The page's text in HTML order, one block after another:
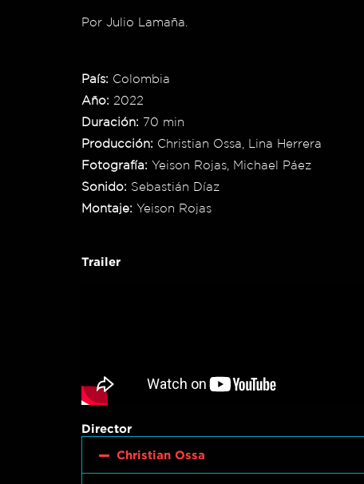
Por Julio Lamaña
País: Colombia
Año: 2022
Duración: 70 min
Producción: Christian Ossa, Lina Herrera
Fotografía: Yeison Rojas, Michael Páez
Sonido: Sebastián Díaz
Montaje: Yeison Rojas
Trailer
Director
Christian Ossa